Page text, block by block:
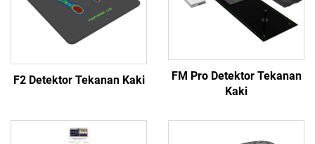
F2 Detektor Tekanan Kaki
FM Pro Detektor Tekanan
Kaki